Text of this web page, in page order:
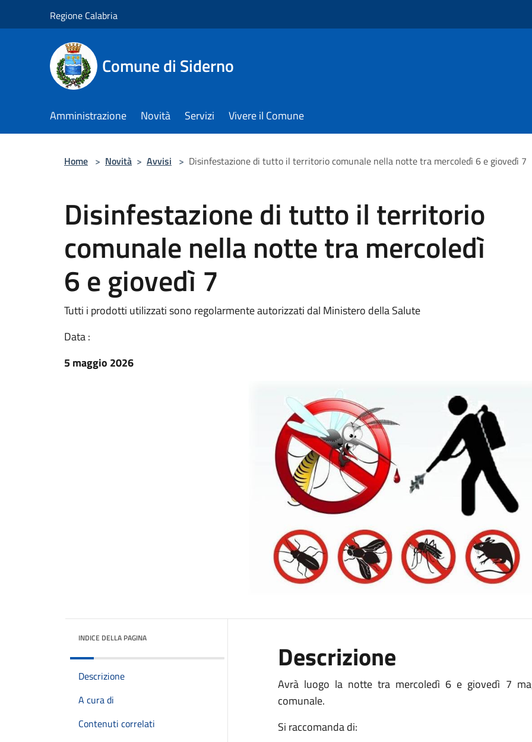
Regione Calabria
Comune di Siderno
Amministrazione Novità Servizi Vivere il Comune
Home > Novità > Avvisi > Disinfestazione di tutto il territorio comunale nella notte tra mercoledì 6 e giovedì 7
Disinfestazione di tutto il territorio
comunale nella notte tra mercoledì
6 e giovedì 7
Tutti i prodotti utilizzati sono regolarmente autorizzati dal Ministero della Salute
Data :
5 maggio 2026
INDICE DELLA PAGINA
Descrizione
A cura di
Contenuti correlati
Descrizione
Avrà luogo la notte tra mercoledì 6 e giovedì 7
comunale.
Si raccomanda di: